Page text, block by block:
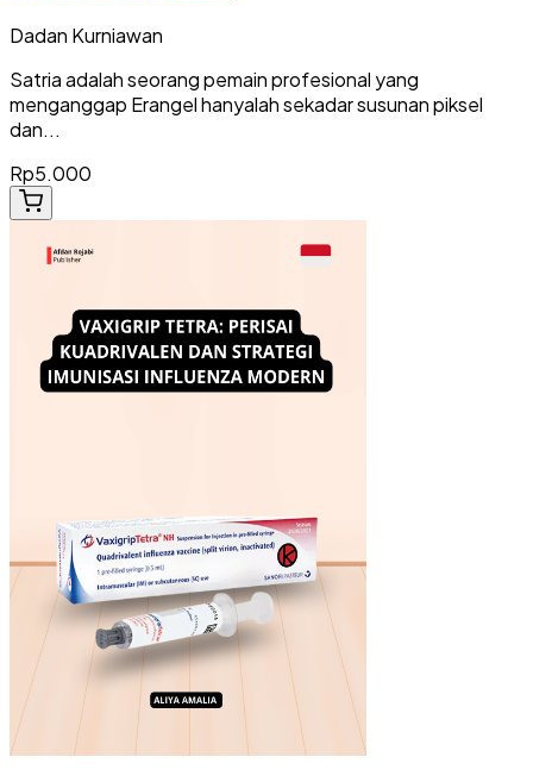
Dadan Kurniawan
Satria adalah seorang pemain profesional yang
menganggap Erangel hanyalah sekadar susunan piksel
dan...
Rp5.000